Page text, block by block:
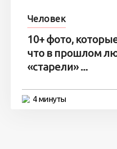
Человек
10+ фото,
что в прошлом
«старели» ...
4 минуты